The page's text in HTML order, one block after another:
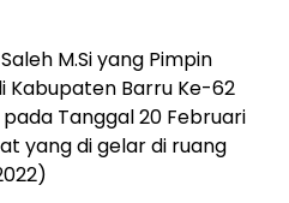
M.Si yang Pimpin
Kabupaten Barru Ke-62
Tanggal 20 Februari
yang di gelar di ruang